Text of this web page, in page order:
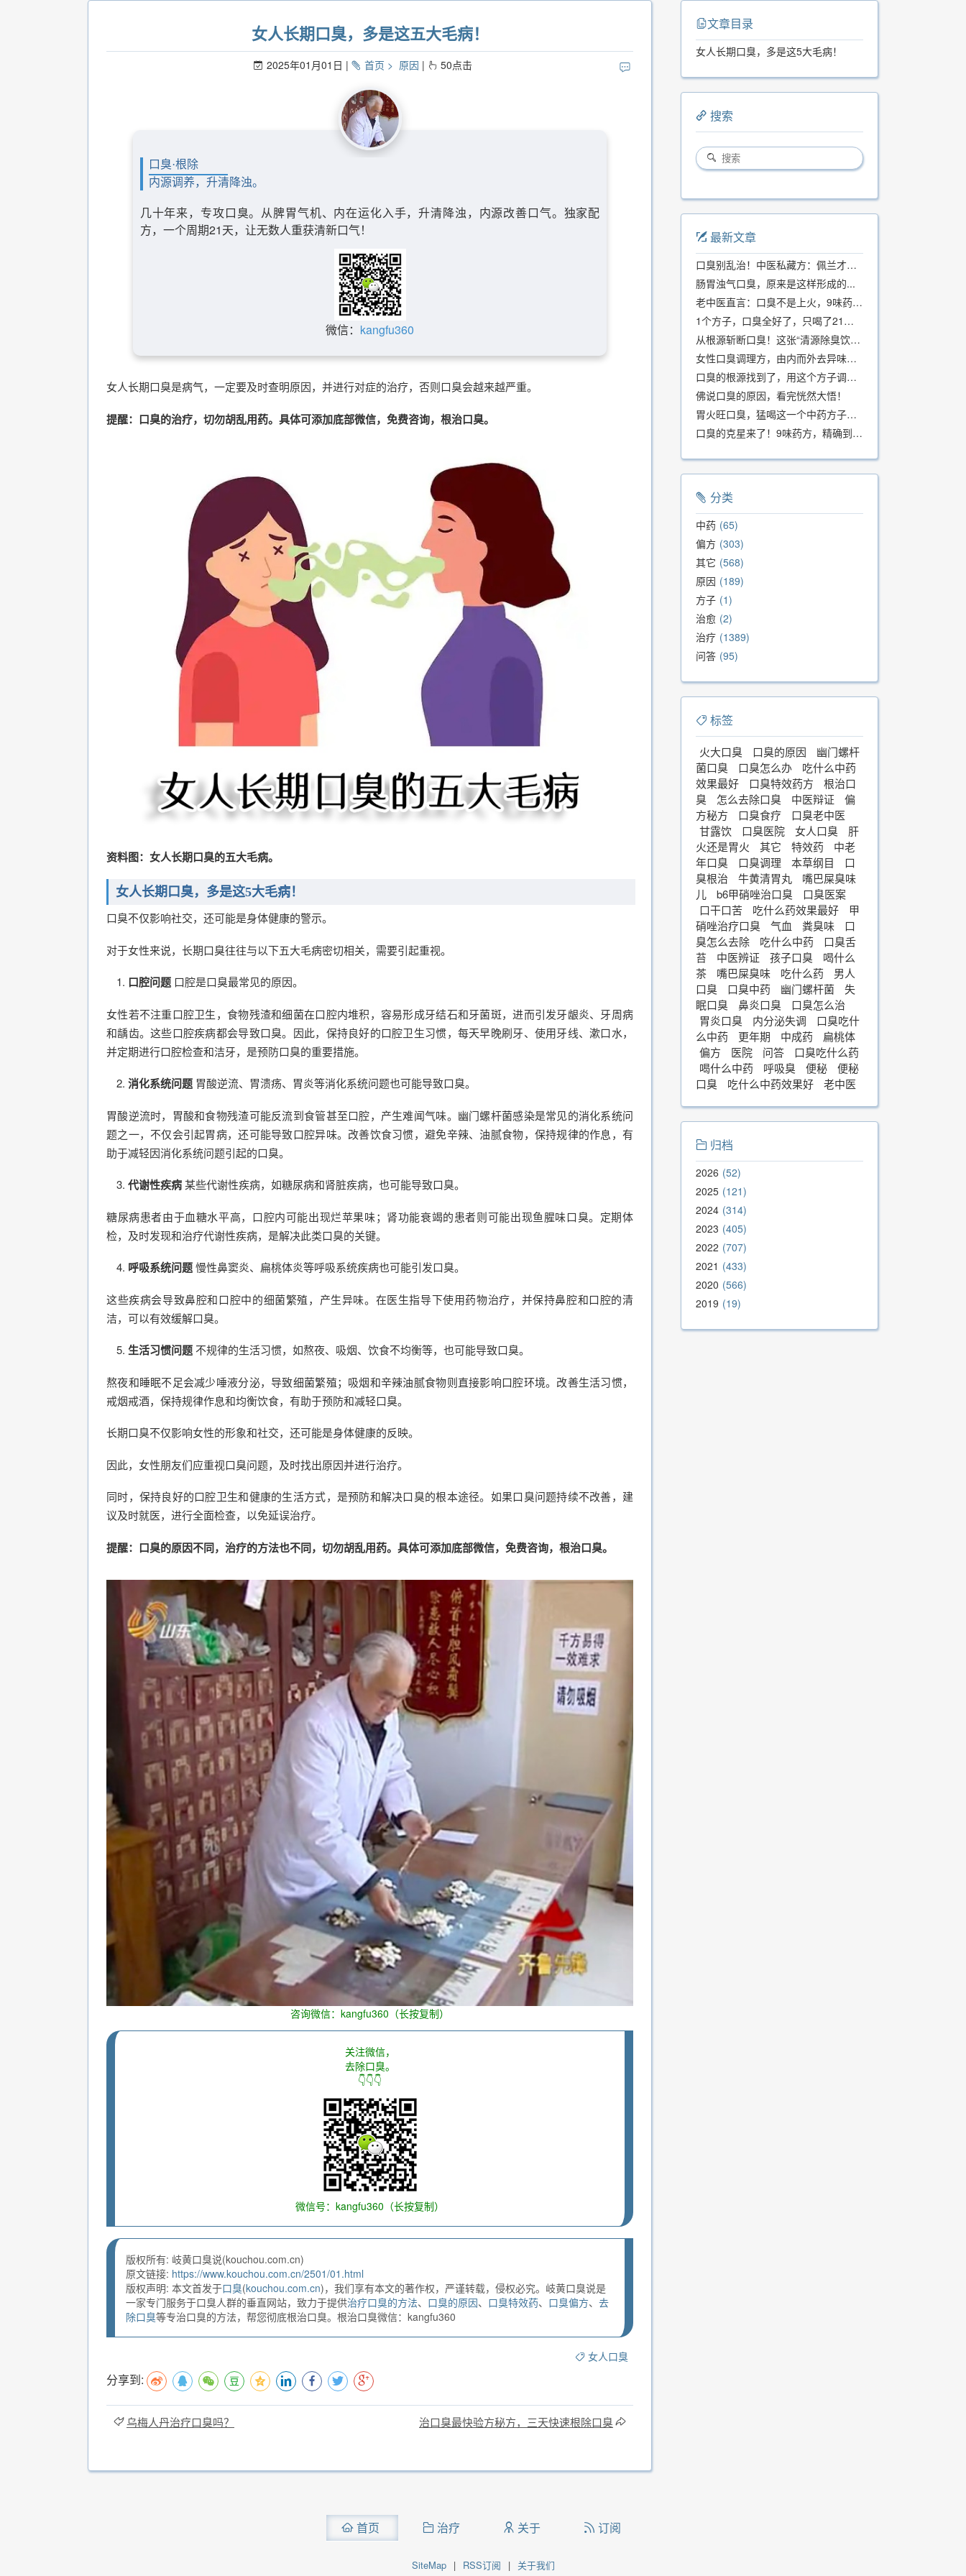
女人长期口臭，多是这五大毛病！
2025年01月01日 首页 原因 50点击
口臭·根除
内源调养，升清降浊。
几十年来，专攻口臭。从脾胃气机、内在运化入手，升清降浊，内源改善口气。独家配
方，一个周期21天，让无数人重获清新口气！
微信： kangfu360
女人长期口臭是病气，一定要及时查明原因，并进行对症的治疗，否则口臭会越来越严重。
提醒：口臭的治疗，切勿胡乱用药。具体可添加底部微信，免费咨询，根治口臭。
资料图：女人长期口臭的五大毛病。
女人长期口臭，多是这5大毛病！
口臭不仅影响社交，还可能是身体健康的警示。
对于女性来说，长期口臭往往与以下五大毛病密切相关，需要引起重视。
口腔问题 口腔是口臭最常见的原因。
女性若不注重口腔卫生，食物残渣和细菌在口腔内堆积，容易形成牙结石和牙菌斑，进而引发牙龈炎、牙周病
和龋齿。这些口腔疾病都会导致口臭。因此，保持良好的口腔卫生习惯，每天早晚刷牙、使用牙线、漱口水，
并定期进行口腔检查和洁牙，是预防口臭的重要措施。
消化系统问题 胃酸逆流、胃溃疡、胃炎等消化系统问题也可能导致口臭。
胃酸逆流时，胃酸和食物残渣可能反流到食管甚至口腔，产生难闻气味。幽门螺杆菌感染是常见的消化系统问
题之一，不仅会引起胃病，还可能导致口腔异味。改善饮食习惯，避免辛辣、油腻食物，保持规律的作息，有
助于减轻因消化系统问题引起的口臭。
代谢性疾病某些代谢性疾病，如糖尿病和肾脏疾病，也可能导致口臭。
糖尿病患者由于血糖水平高，口腔内可能出现烂苹果味；肾功能衰竭的患者则可能出现鱼腥味口臭。定期体
检，及时发现和治疗代谢性疾病，是解决此类口臭的关键。
呼吸系统问题慢性鼻窦炎、扁桃体炎等呼吸系统疾病也可能引发口臭。
这些疾病会导致鼻腔和口腔中的细菌繁殖，产生异味。在医生指导下使用药物治疗，并保持鼻腔和口腔的清
洁，可以有效缓解口臭。
生活习惯问题不规律的生活习惯，如熬夜、吸烟、饮食不均衡等，也可能导致口臭。
熬夜和睡眠不足会减少唾液分泌，导致细菌繁殖；吸烟和辛辣油腻食物则直接影响口腔环境。改善生活习惯，
戒烟戒酒，保持规律作息和均衡饮食，有助于预防和减轻口臭。
长期口臭不仅影响女性的形象和社交，还可能是身体健康的反映。
因此，女性朋友们应重视口臭问题，及时找出原因并进行治疗。
同时，保持良好的口腔卫生和健康的生活方式，是预防和解决口臭的根本途径。如果口臭问题持续不改善，建
议及时就医，进行全面检查，以免延误治疗。
提醒：口臭的原因不同，治疗的方法也不同，切勿胡乱用药。具体可添加底部微信，免费咨询，根治口臭。
咨询微信：kangfu360（长按复制）
关注微信，
去除口臭。
👇👇👇
微信号：kangfu360（长按复制）
版权所有: 岐黄口臭说(kouchou.com.cn)
原文链接: https://www.kouchou.com.cn/2501/01.html
版权声明: 本文首发于口臭(kouchou.com.cn)，我们享有本文的著作权，严谨转载，侵权必究。岐黄口臭说是
一家专门服务于口臭人群的垂直网站，致力于提供治疗口臭的方法、 口臭的原因、 口臭特效药、 口臭偏方、 去
除口臭等专治口臭的方法，帮您彻底根治口臭。根治口臭微信：kangfu360
女人口臭
分享到:
乌梅人丹治疗口臭吗？ 治口臭最快验方秘方，三天快速根除口臭
文章目录
女人长期口臭，多是这5大毛病！
搜索
最新文章
口臭别乱治！中医私藏方：佩兰才是口气克星，喝一周就清爽
肠胃浊气口臭，原来是这样形成的...
老中医直言：口臭不是上火，9味药食同源方，21天根除不反复
1个方子，口臭全好了，只喝了21天！
从根源斩断口臭！这张“清源除臭饮”方子，我用了几十年，效果真不错
女性口臭调理方，由内而外去异味，女性体质专用！
口臭的根源找到了，用这个方子调理，21天口吐芬芳！
佛说口臭的原因，看完恍然大悟！
胃火旺口臭，猛喝这一个中药方子就好了！
口臭的克星来了！9味药方，精确到克、药食同源、安全有效，速看！
分类
中药 65
偏方 303
其它 568
原因 189
方子 1
治愈 2
治疗 1389
问答 95
标签
火大口臭 口臭的原因
幽门螺杆
菌口臭
口臭怎么办
吃什么中药
效果最好
口臭特效药方
根治口
臭
怎么去除口臭 中医辩证
偏
方秘方
口臭食疗
口臭老中医
甘露饮
口臭医院 女人口臭
肝
火还是胃火
其它 特效药
中老
年口臭
口臭调理 本草纲目
口
臭根治
牛黄清胃丸
嘴巴屎臭味
儿
b6甲硝唑治口臭
口臭医案
口干口苦
吃什么药效果最好
甲
硝唑治疗口臭
气血 粪臭味
口
臭怎么去除
吃什么中药
口臭舌
苔
中医辨证 孩子口臭
喝什么
茶
嘴巴屎臭味 吃什么药
男人
口臭
口臭中药 幽门螺杆菌
失
眠口臭
鼻炎口臭
口臭怎么治
胃炎口臭
内分泌失调
口臭吃什
么中药
更年期 中成药
扁桃体
偏方
医院 问答
口臭吃什么药
喝什么中药
呼吸臭 便秘
便秘
口臭
吃什么中药效果好 老中医
归档
2026 52
2025 121
2024 314
2023 405
2022 707
2021
433
2020 566
2019 19
首页 治疗 关于 订阅
SiteMap | RSS订阅 |
关于我们